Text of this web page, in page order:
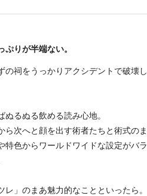
りが半端ない。
祠をうっかりアクシデントで破壊し
るぬる飲める読み心地。
次へと顔を出す術者たちと術式のま
色からワールドワイドな設定がバラ
」のまあ魅力的なことといったら。